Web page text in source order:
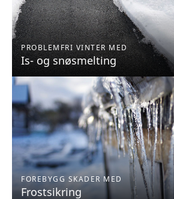
PROBLEMFRI VINTER MED
Is- og snøsmelting
FOREBYGG SKADER MED
Frostsikring